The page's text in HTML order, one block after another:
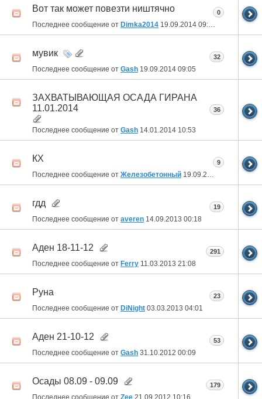
Вот так может повезти ништячно
Последнее сообщение от Dimka2014 19.09.2014 09:29
0
мувик
Последнее сообщение от Gash 19.09.2014 09:05
32
ЗАХВАТЫВАЮЩАЯ ОСАДА ГИРАНА
11.01.2014
Последнее сообщение от Gash 14.01.2014 10:53
36
КХ
Последнее сообщение от Железобетонный 19.09.2013
9
гдд
Последнее сообщение от averen 14.09.2013 00:18
19
Аден 18-11-12
Последнее сообщение от Ferry 11.03.2013 21:08
291
Руна
Последнее сообщение от DiNight 03.03.2013 04:01
23
Аден 21-10-12
Последнее сообщение от Gash 31.10.2012 00:09
53
Осады 08.09 - 09.09
Последнее сообщение от Zee 21.09.2012 10:16
179